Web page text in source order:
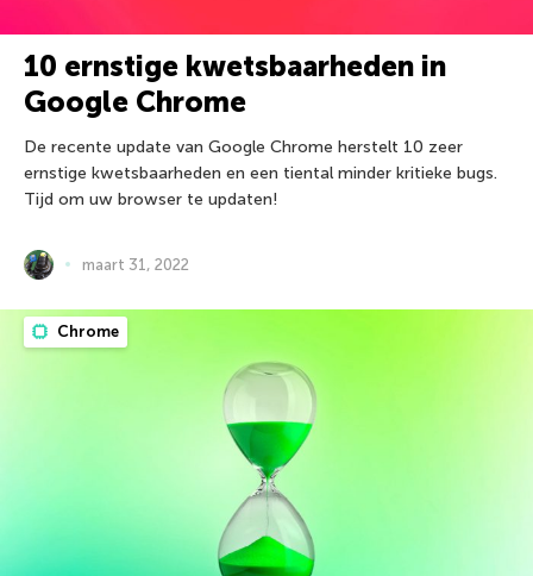
10 ernstige kwetsbaarheden in
Google Chrome
De recente update van Google Chrome herstelt 10 zeer
ernstige kwetsbaarheden en een tiental minder kritieke bugs.
Tijd om uw browser te updaten!
maart 31, 2022
Chrome